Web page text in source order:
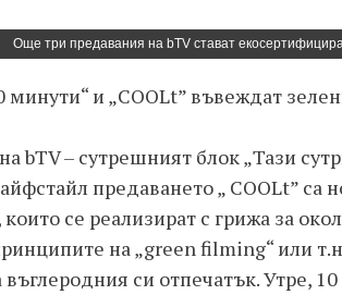
Още три предавания на bTV стават
минути“ и „COOLt” въвеждат
bTV – сутрешният блок „Тази
предаването „ COOLt” са
се реализират с грижа за
на „green filming“ или
си отпечатък. Утре,